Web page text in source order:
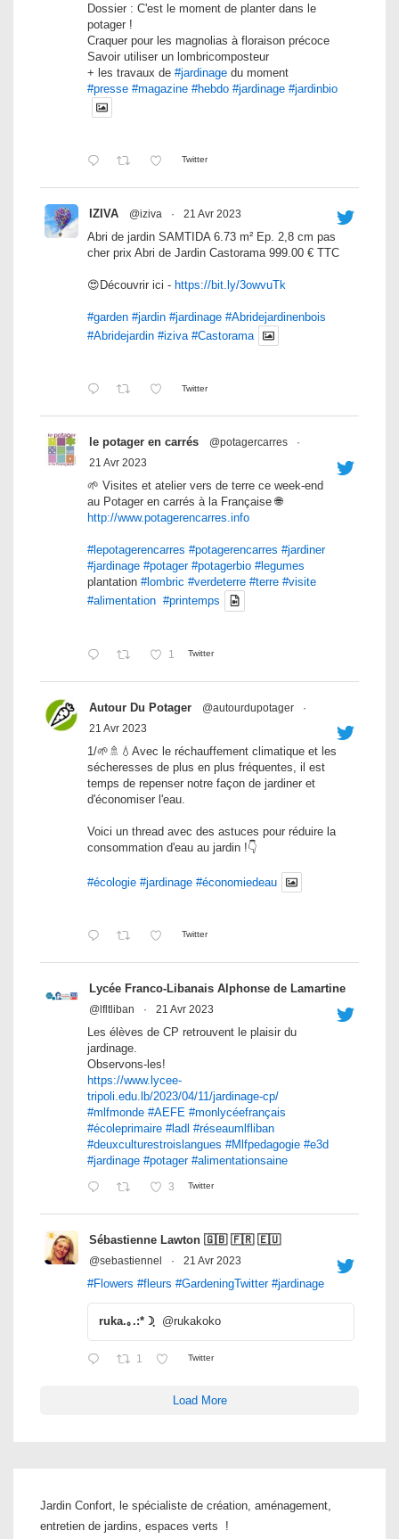
Dossier : C'est le moment de planter dans le
potager !
Craquer pour les magnolias à floraison précoce
Savoir utiliser un lombricomposteur
+ les travaux de #jardinage du moment
#presse #magazine #hebdo #jardinage #jardinbio
Twitter
IZIVA @iziva · 21 Avr 2023
Abri de jardin SAMTIDA 6.73 m² Ep. 2,8 cm pas
cher prix Abri de Jardin Castorama 999.00 € TTC
😍Découvrir ici - https://bit.ly/3owvuTk
#garden #jardin #jardinage #Abridejardinenbois
#Abridejardin #iziva #Castorama
Twitter
le potager en carrés @potagercarres
·
21 Avr 2023
🌱 Visites et atelier vers de terre ce week-end
au Potager en carrés à la Française 🌐
http://www.potagerencarres.info
#lepotagerencarres #potagerencarres #jardiner
#jardinage #potager #potagerbio #legumes
plantation #lombric #verdeterre #terre #visite
#alimentation #printemps
1 Twitter
Autour Du Potager @autourdupotager
·
21 Avr 2023
1/🌱🚿💧Avec le réchauffement climatique et les
sécheresses de plus en plus fréquentes, il est
temps de repenser notre façon de jardiner et
d'économiser l'eau.
Voici un thread avec des astuces pour réduire la
consommation d'eau au jardin !👇
#écologie #jardinage #économiedeau
Twitter
Lycée Franco-Libanais Alphonse de Lamartine
@lfltliban · 21 Avr 2023
Les élèves de CP retrouvent le plaisir du
jardinage.
Observons-les!
https://www.lycee-
tripoli.edu.lb/2023/04/11/jardinage-cp/
#mlfmonde #AEFE #monlycéefrançais
#écoleprimaire #ladl #réseaumlfliban
#deuxculturestroislangues #Mlfpedagogie #e3d
#jardinage #potager #alimentationsaine
3 Twitter
Sébastienne Lawton 🇬🇧 🇫🇷 🇪🇺
@sebastiennel · 21 Avr 2023
#Flowers #fleurs #GardeningTwitter #jardinage
ruka.｡.:*☽ฺ @rukakoko
1 Twitter
Load More
Jardin Confort, le spécialiste de création, aménagement,
entretien de jardins, espaces verts !